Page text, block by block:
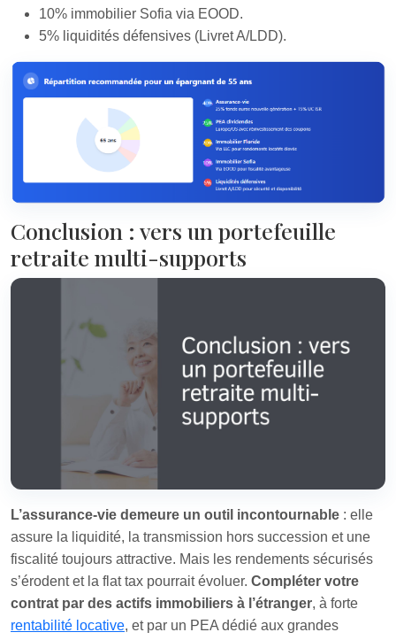
10% immobilier Sofia via EOOD.
5% liquidités défensives (Livret A/LDD).
Conclusion : vers un portefeuille
retraite multi-supports
L’assurance-vie demeure un outil incontournable : elle
assure la liquidité, la transmission hors succession et une
fiscalité toujours attractive. Mais les rendements sécurisés
s’érodent et la flat tax pourrait évoluer. Compléter votre
contrat par des actifs immobiliers à l’étranger, à forte
rentabilité locative, et par un PEA dédié aux grandes